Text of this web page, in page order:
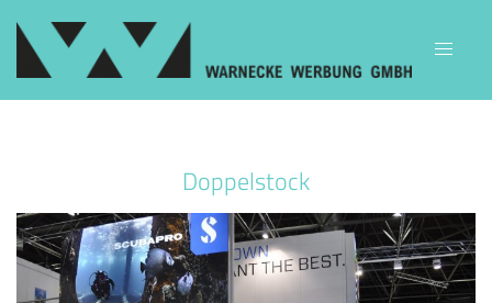
Doppelstock